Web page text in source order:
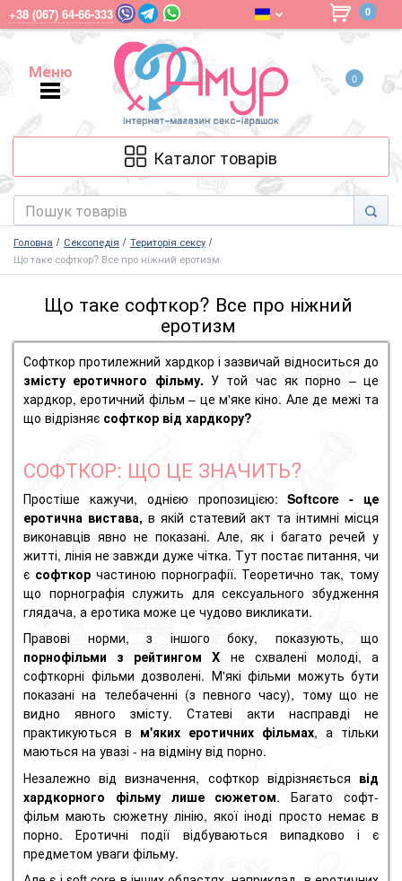
+38 (067) 64-66-333 0
Меню
Меню
0
Каталог товарів
Головна Сексопедія
Територія сексу
Що таке софткор? Все про ніжний еротизм
Що таке софткор? Все про ніжний
еротизм
Софткор протилежний хардкор і зазвичай відноситься до
змісту еротичного фільму. У той час як порно – це
хардкор, еротичний фільм – це м'яке кіно. Але де межі та
що відрізняє софткор від хардкору?
СОФТКОР: ЩО ЦЕ ЗНАЧИТЬ?
Простіше кажучи, однією пропозицією:Softcore - це
еротична вистава, в якій статевий акт та інтимні місця
виконавців явно не показані. Але, як і багато речей у
житті, лінія не завжди дуже чітка. Тут постає питання, чи
є софткорчастиною порнографії. Теоретично так, тому
що порнографія служить для сексуального збудження
глядача, а еротика може це чудово викликати.
Правові норми, з іншого боку, показують, що
порнофільми з рейтингом X не схвалені молоді, а
софткорні фільми дозволені. М'які фільми можуть бути
показані на телебаченні (з певного часу), тому що не
видно явного змісту. Статеві акти насправді не
практикуються в м'яких еротичних фільмах, а тільки
маються на увазі - на відміну від порно.
Незалежно від визначення, софткор відрізняється від
хардкорного фільму лише сюжетом. Багато софт-
фільм мають сюжетну лінію, якої іноді просто немає в
порно. Еротичні події відбуваються випадково і є
предметом уваги фільму.